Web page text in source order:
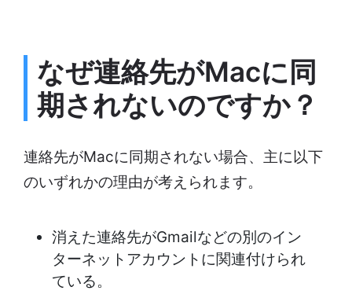
なぜ連絡先がMacに同
期されないのですか？
連絡先がMacに同期されない場合、主に以下
のいずれかの理由が考えられます。
消えた連絡先がGmailなどの別のイン
ターネットアカウントに関連付けられ
ている。